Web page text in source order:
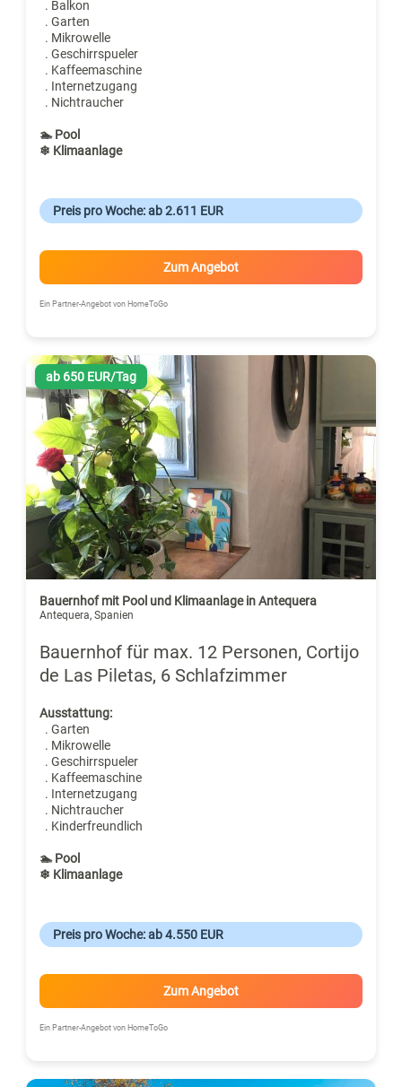
. Balkon
. Garten
. Mikrowelle
. Geschirrspueler
. Kaffeemaschine
. Internetzugang
. Nichtraucher
🏊 Pool
❄ Klimaanlage
Preis pro Woche: ab 2.611 EUR
Zum Angebot
Ein Partner-Angebot von HomeToGo
ab 650 EUR/Tag
Bauernhof mit Pool und Klimaanlage in Antequera
Antequera, Spanien
Bauernhof für max. 12 Personen, Cortijo
de Las Piletas, 6 Schlafzimmer
Ausstattung:
. Garten
. Mikrowelle
. Geschirrspueler
. Kaffeemaschine
. Internetzugang
. Nichtraucher
. Kinderfreundlich
🏊 Pool
❄ Klimaanlage
Preis pro Woche: ab 4.550 EUR
Zum Angebot
Ein Partner-Angebot von HomeToGo